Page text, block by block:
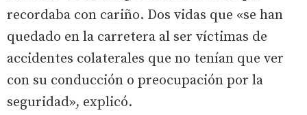
recordaba con cariño. Dos vidas que «se han
quedado en la carretera al ser víctimas de
accidentes colaterales que no tenían que ver
con su conducción o preocupación por la
seguridad», explicó.